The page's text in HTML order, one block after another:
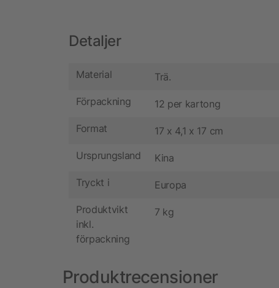
Detaljer
Material Trä.
Förpackning 12 per kartong
Format 17 x 4,1 x 17 cm
Ursprungsland Kina
Tryckt i Europa
Produktvikt
inkl.
förpackning
7 kg
Produktrecensioner